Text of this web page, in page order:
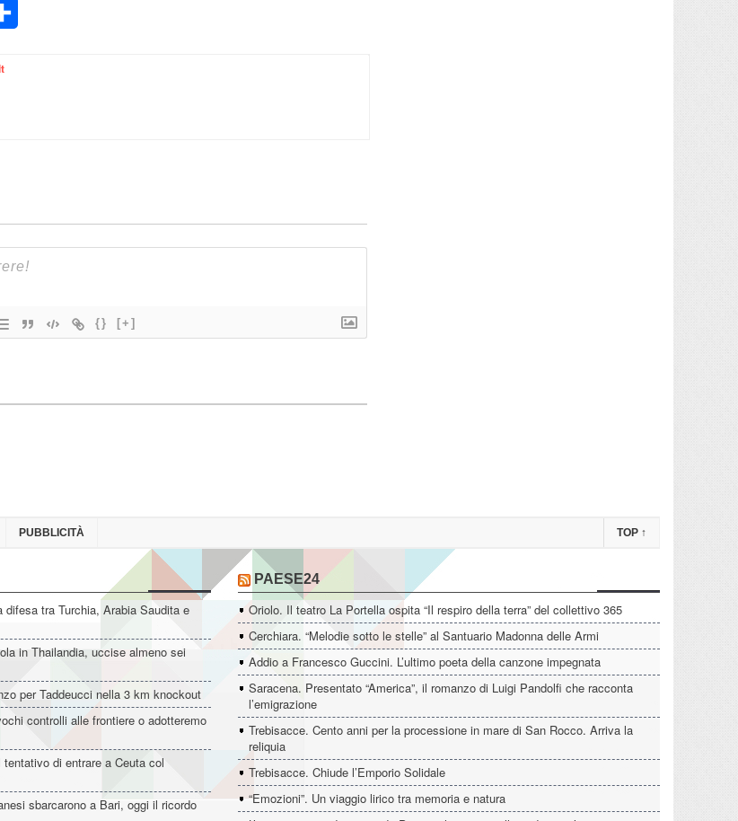
{} [+]
PUBBLICITÀ TOP ↑
difesa tra Turchia, Arabia Saudita e
in Thailandia, uccise almeno sei
per Taddeucci nella 3 km knockout
controlli alle frontiere o adotteremo
di entrare a Ceuta col
sbarcarono a Bari, oggi il ricordo
PAESE24
Oriolo. Il teatro La Portella ospita “Il respiro della terra” del collettivo 365
Cerchiara. “Melodie sotto le stelle” al Santuario Madonna delle Armi
Addio a Francesco Guccini. L’ultimo poeta della canzone impegnata
Saracena. Presentato “America”, il romanzo di Luigi Pandolfi che racconta
l’emigrazione
Trebisacce. Cento anni per la processione in mare di San Rocco. Arriva la
reliquia
Trebisacce. Chiude l’Emporio Solidale
“Emozioni”. Un viaggio lirico tra memoria e natura